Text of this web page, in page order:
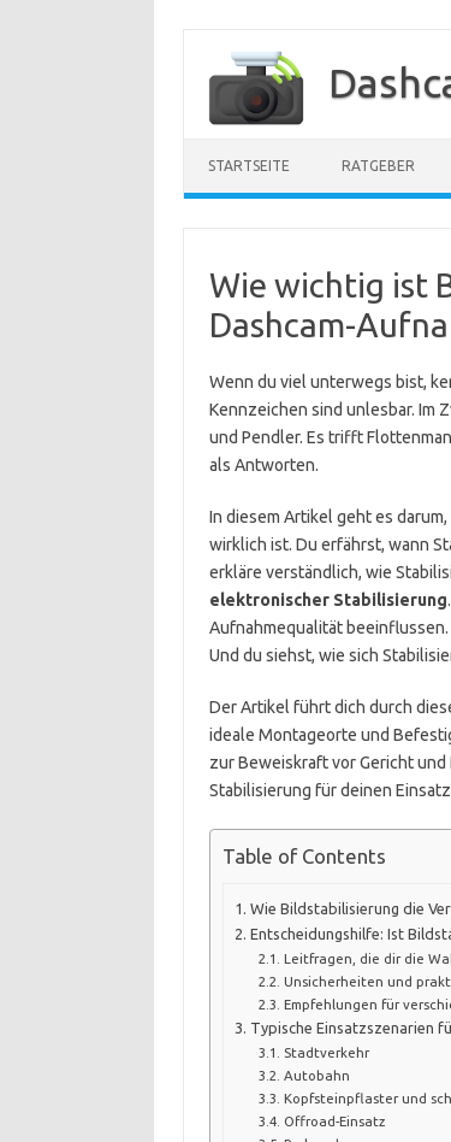
springen
STARTSEITE RATGEBER
Wie wichtig ist
Dashcam-
Wenn du viel unterwegs bist,
Kennzeichen sind unlesbar. Im
und Pendler. Es trifft
als Antworten.
In diesem Artikel geht es
wirklich ist. Du erfährst, wann
erkläre verständlich, wie
elektronischer Stabilisierung
Aufnahmequalität
Und du siehst, wie sich
Der Artikel führt dich durch
ideale Montageorte und
zur Beweiskraft vor Gericht
Stabilisierung für deinen
Table of Contents
Wie Bildstabilisierung die
Entscheidungshilfe: Ist
Leitfragen, die dir die
Unsicherheiten und
Empfehlungen für
Typische Einsatzszenarien
Stadtverkehr
Autobahn
Kopfsteinpflaster und
Offroad-Einsatz